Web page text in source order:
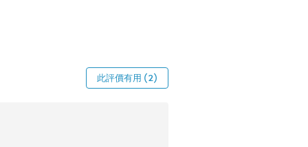
此評價有用 (2)